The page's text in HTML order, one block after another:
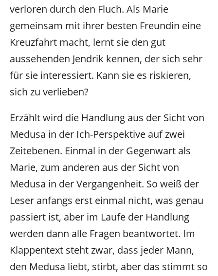
verloren durch den Fluch. Als Marie
gemeinsam mit ihrer besten Freundin eine
Kreuzfahrt macht, lernt sie den gut
aussehenden Jendrik kennen, der sich sehr
für sie interessiert. Kann sie es riskieren,
sich zu verlieben?
Erzählt wird die Handlung aus der Sicht von
Medusa in der Ich-Perspektive auf zwei
Zeitebenen. Einmal in der Gegenwart als
Marie, zum anderen aus der Sicht von
Medusa in der Vergangenheit. So weiß der
Leser anfangs erst einmal nicht, was genau
passiert ist, aber im Laufe der Handlung
werden dann alle Fragen beantwortet. Im
Klappentext steht zwar, dass jeder Mann,
den Medusa liebt, stirbt, aber das stimmt so